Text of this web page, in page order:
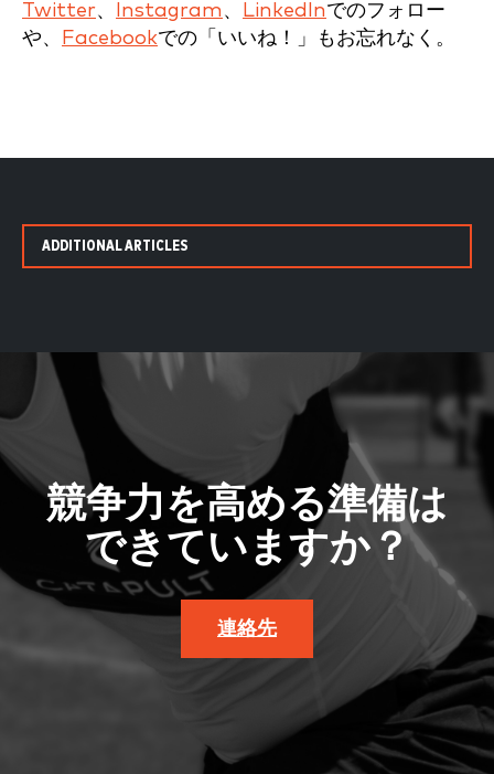
Twitter、 Instagram 、 LinkedInでのフォロー
や、
Facebookでの「いいね！」もお忘れなく。
ADDITIONAL ARTICLES
競争力を高める準備は
できていますか？
連絡先